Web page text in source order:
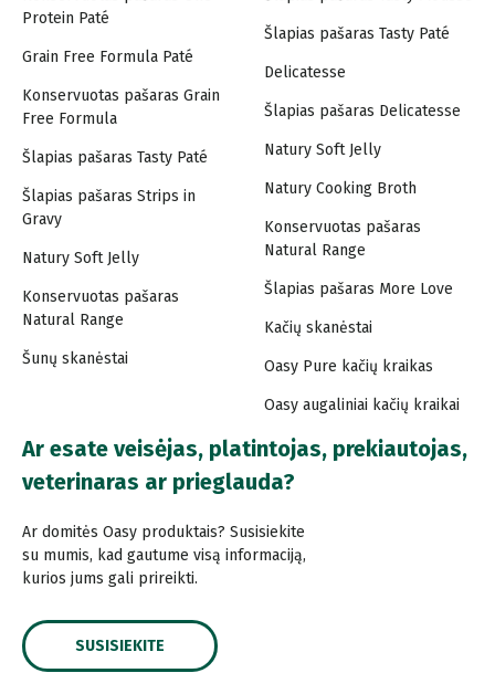
Protein Paté
Grain Free Formula Paté
Konservuotas pašaras Grain
Free Formula
Šlapias pašaras Tasty Paté
Šlapias pašaras Strips in
Gravy
Natury Soft Jelly
Konservuotas pašaras
Natural Range
Šunų skanėstai
Šlapias pašaras Tasty Paté
Delicatesse
Šlapias pašaras Delicatesse
Natury Soft Jelly
Natury Cooking Broth
Konservuotas pašaras
Natural Range
Šlapias pašaras More Love
Kačių skanėstai
Oasy Pure kačių kraikas
Oasy augaliniai kačių kraikai
Ar esate veisėjas, platintojas, prekiautojas,
veterinaras ar prieglauda?
Ar domitės Oasy produktais? Susisiekite
su mumis, kad gautume visą informaciją,
kurios jums gali prireikti.
SUSISIEKITE